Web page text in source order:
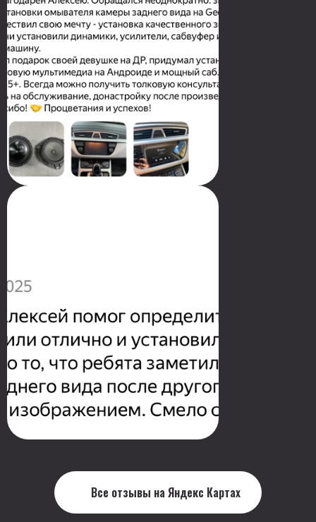
Все отзывы на Яндекс Картах